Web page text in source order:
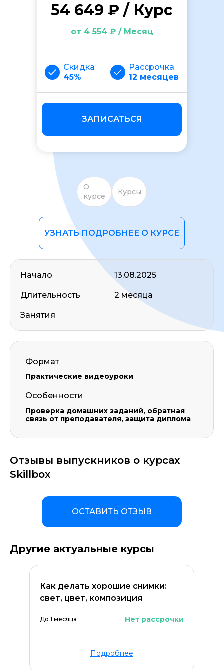
54 649 ₽ / Курс
от 4 554 ₽ / Месяц
Скидка
45%
Рассрочка
12 месяцев
ЗАПИСАТЬСЯ
О
курсе
Курсы
УЗНАТЬ ПОДРОБНЕЕ О КУРСЕ
Начало
Длительность
Занятия
13.08.2025
2 месяца
Формат
Практические видеоуроки
Особенности
Проверка домашних заданий, обратная
связь от преподавателя, защита диплома
Отзывы выпускников о курсах
Skillbox
ОСТАВИТЬ ОТЗЫВ
Другие актуальные курсы
Как делать хорошие снимки:
свет, цвет, композиция
До 1 месяца Нет рассрочки
Подробнее